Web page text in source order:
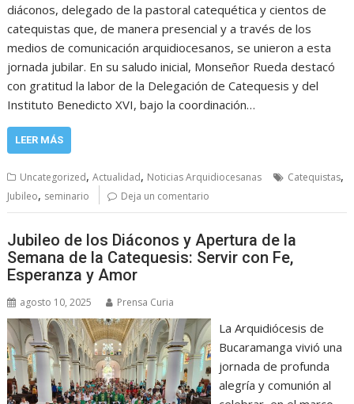
diáconos, delegado de la pastoral catequética y cientos de
catequistas que, de manera presencial y a través de los
medios de comunicación arquidiocesanos, se unieron a esta
jornada jubilar. En su saludo inicial, Monseñor Rueda destacó
con gratitud la labor de la Delegación de Catequesis y del
Instituto Benedicto XVI, bajo la coordinación…
LEER MÁS
Uncategorized,Actualidad, Noticias Arquidiocesanas Catequistas,
Jubileo, seminario Deja un comentario
Jubileo de los Diáconos y Apertura de la
Semana de la Catequesis: Servir con Fe,
Esperanza y Amor
agosto 10, 2025 Prensa Curia
La Arquidiócesis de
Bucaramanga vivió una
jornada de profunda
alegría y comunión al